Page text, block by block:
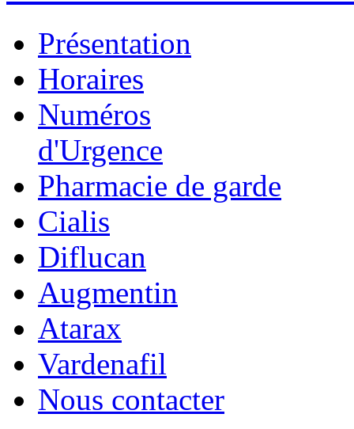
Présentation
Horaires
Numéros
d'Urgence
Pharmacie de garde
Cialis
Diflucan
Augmentin
Atarax
Vardenafil
Nous contacter